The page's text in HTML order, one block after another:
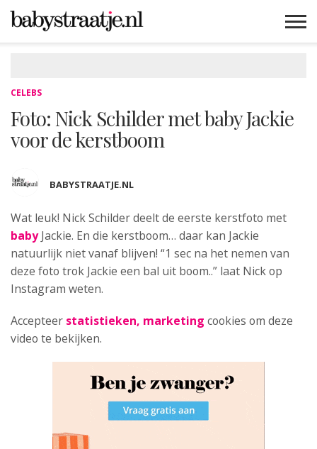
CELEBS
Foto: Nick Schilder met baby Jackie
voor de kerstboom
BABYSTRAATJE.NL
Wat leuk! Nick Schilder deelt de eerste kerstfoto met
babyJackie. En die kerstboom… daar kan Jackie
natuurlijk niet vanaf blijven! “1 sec na het nemen van
deze foto trok Jackie een bal uit boom..” laat Nick op
Instagram weten.
Accepteer statistieken, marketing cookies om deze
video te bekijken.